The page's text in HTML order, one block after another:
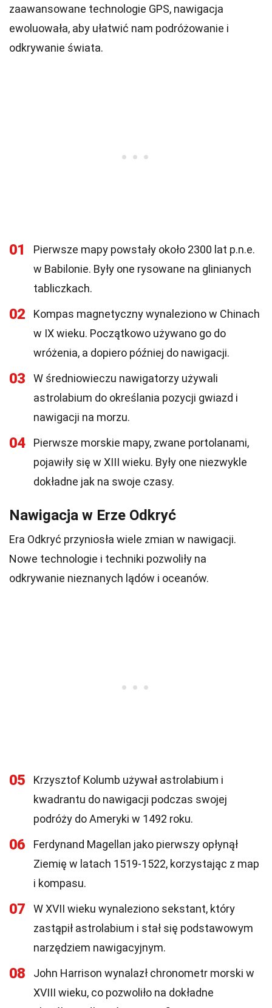
zaawansowane technologie GPS, nawigacja
ewoluowała, aby ułatwić nam podróżowanie i
odkrywanie świata.
01
Pierwsze mapy powstały około 2300 lat p.n.e.
w Babilonie. Były one rysowane na glinianych
tabliczkach.
02
Kompas magnetyczny wynaleziono w Chinach
w IX wieku. Początkowo używano go do
wróżenia, a dopiero później do nawigacji.
03
W średniowieczu nawigatorzy używali
astrolabium do określania pozycji gwiazd i
nawigacji na morzu.
04
Pierwsze morskie mapy, zwane portolanami,
pojawiły się w XIII wieku. Były one niezwykle
dokładne jak na swoje czasy.
Nawigacja w Erze Odkryć
Era Odkryć przyniosła wiele zmian w nawigacji.
Nowe technologie i techniki pozwoliły na
odkrywanie nieznanych lądów i oceanów.
05
Krzysztof Kolumb używał astrolabium i
kwadrantu do nawigacji podczas swojej
podróży do Ameryki w 1492 roku.
06
Ferdynand Magellan jako pierwszy opłynął
Ziemię w latach 1519-1522, korzystając z map
i kompasu.
07
W XVII wieku wynaleziono sekstant, który
zastąpił astrolabium i stał się podstawowym
narzędziem nawigacyjnym.
08
John Harrison wynalazł chronometr morski w
XVIII wieku, co pozwoliło na dokładne